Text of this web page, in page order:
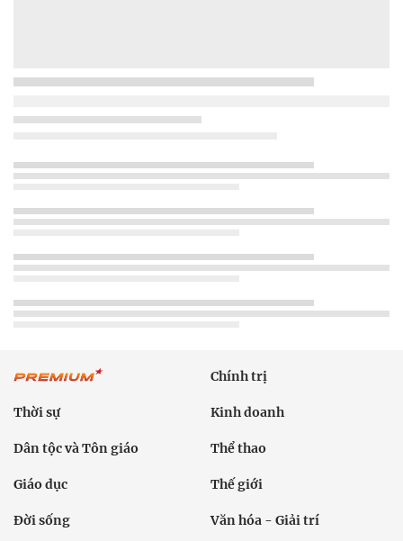
Chính trị
Thời sự Kinh doanh
Dân tộc và Tôn giáo Thể thao
Giáo dục Thế giới
Đời sống Văn hóa - Giải trí